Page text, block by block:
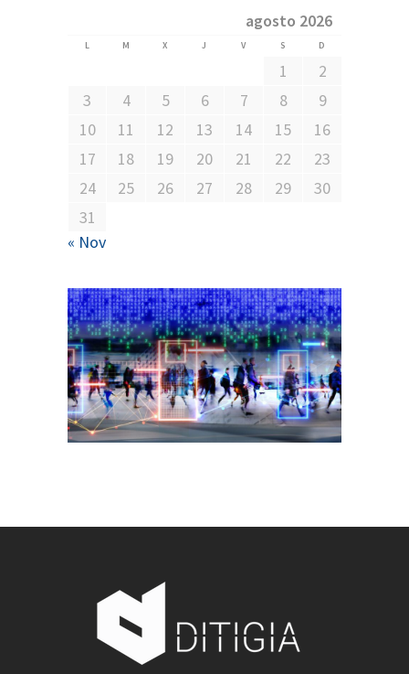
agosto 2026
L M X J V S D
1
2
3
4 5 6 7 8
9
10
11 12 13 14 15
16
17
18 19 20 21 22
23
24
25 26 27 28 29
30
31
« Nov